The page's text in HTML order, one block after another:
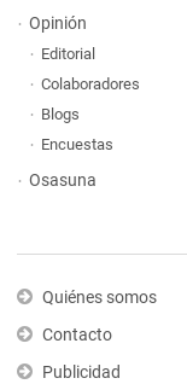
Opinión
Editorial
Colaboradores
Blogs
Encuestas
Osasuna
Quiénes somos
Contacto
Publicidad